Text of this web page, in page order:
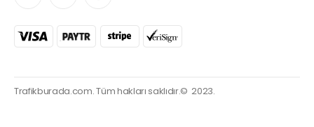
Trafikburada.com. Tüm hakları saklıdır.© 2023.